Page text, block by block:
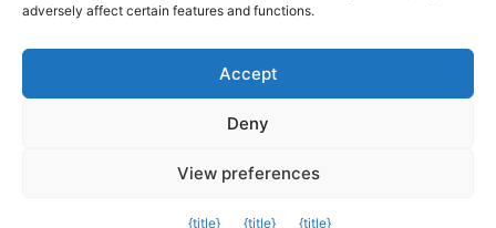
Δημοτικό Λιμενικό Ταμείο Τήνου – Άνδρου
© 2026
adversely affect certain features and functions.
Accept
Deny
View preferences
{title} {title} {title}